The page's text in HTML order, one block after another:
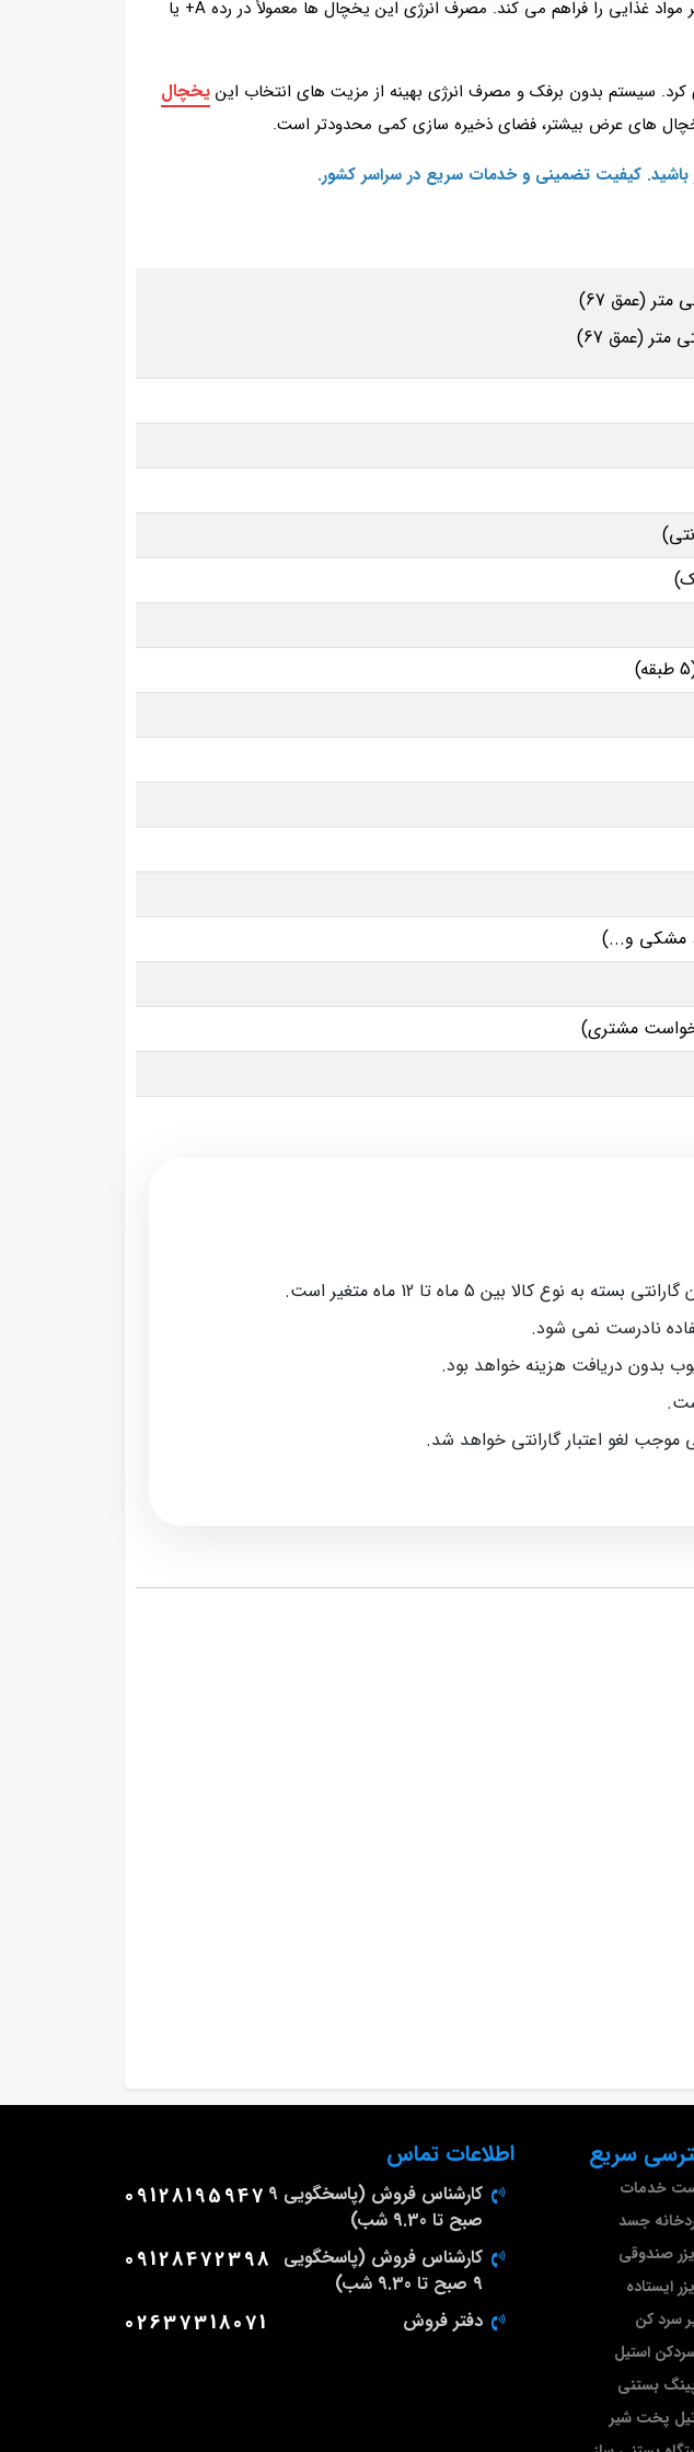
عرض 90 قابلیت تنظیم دمای جداگانه برای بخش یخچال امکان حفظ تازگی بهتر مواد غذایی را فراهم می‌ کند. مصرف انرژی این یخچال‌ ها معمولاً در رده A+ یا
سیستم بدون برفک و مصرف انرژی بهینه از مزیت های انتخاب این یخچال
های عرض بیشتر، فضای ذخیره‌ سازی کمی محدودتر است.
باشید. کیفیت تضمینی و خدمات سریع در سراسر کشور.
مشکی و...)
مشتری)
کالا بین 5 ماه تا 12 ماه متغیر است.
نادرست نمی‌ شود.
بدون دریافت هزینه خواهد بود.
لغو اعتبار گارانتی خواهد شد.
سریع
خدمات
جسد
صندوقی
ایستاده
سرد کن
استیل
بستنی
پخت شیر
اطلاعات تماس
کارشناس فروش (پاسخگویی 9
صبح تا 9.30 شب)
09128195947
کارشناس فروش (پاسخگویی
9 صبح تا 9.30 شب)
09128472398
دفتر فروش 02637318071